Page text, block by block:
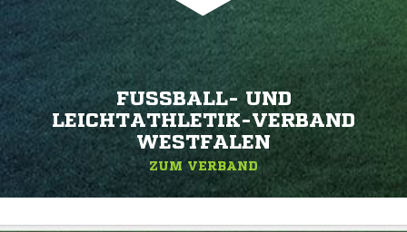
FUSSBALL- UND L
EICHTATHLETIK-VERBAND W
ESTFALEN
ZUM VERBAND